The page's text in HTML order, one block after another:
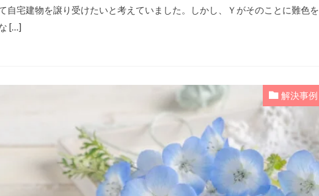
自宅建物を譲り受けたいと考えていました。しかし、Ｙがそのことに難色を
[…]
解決事例